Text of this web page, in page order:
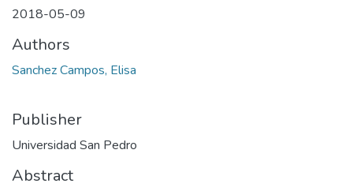
2018-05-09
Authors
Sanchez Campos, Elisa
Publisher
Universidad San Pedro
Abstract